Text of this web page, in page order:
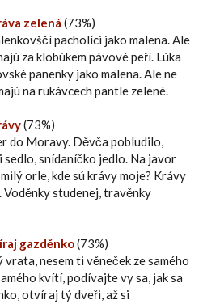
zelená (73%)
pacholíci jako malena. Ale
za klobúkem pávové peří. Lúka
panenky jako malena. Ale ne
na rukávcech pantle zelené.
(73%)
do Moravy. Děvča pobludilo,
snídaníčko jedlo. Na javor
orle, kde sú krávy moje? Krávy
Voděnky studenej, travěnky
gazděnko(73%)
nesem ti věneček ze samého
kvítí, podívajte vy sa, jak sa
otvíraj tý dveři, až si